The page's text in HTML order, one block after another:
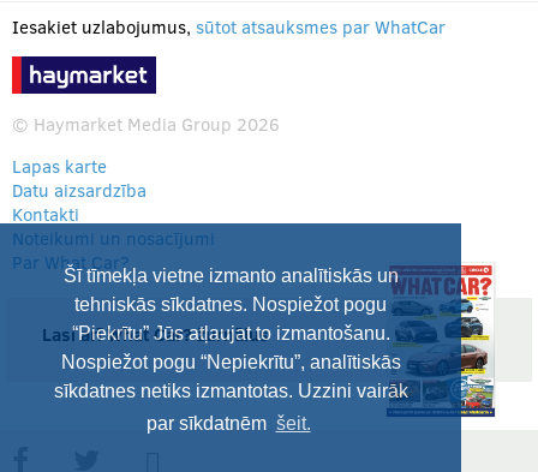
Šī tīmekļa vietne izmanto analītiskās un
tehniskās sīkdatnes. Nospiežot pogu
“Piekrītu” Jūs atļaujat to izmantošanu.
Nospiežot pogu “Nepiekrītu”, analītiskās
sīkdatnes netiks izmantotas. Uzzini vairāk
par sīkdatnēm šeit.
Iesakiet uzlabojumus, sūtot atsauksmes par WhatCar
© Haymarket Media Group 2026
Lapas karte
Datu aizsardzība
Kontakti
Noteikumi un nosacījumi
Par What Car?
Lasi arī What Car? žurnālus